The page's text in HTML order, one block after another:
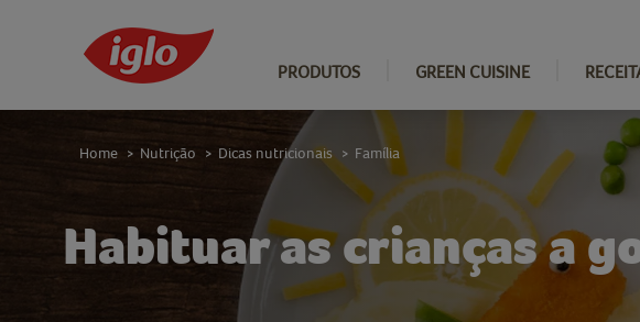
PRODUTOS GREEN CUISINE
Habituar as crianças a
Home > Nutrição > Dicas nutricionais > Família